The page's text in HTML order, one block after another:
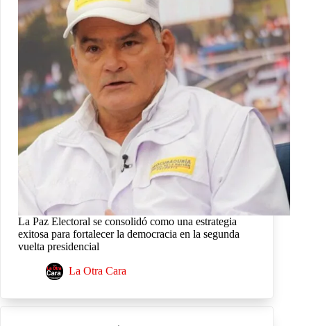
La Paz Electoral se consolidó como una estrategia
exitosa para fortalecer la democracia en la segunda
vuelta presidencial
La Otra Cara